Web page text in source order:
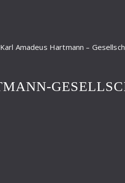
Karl Amadeus Hartmann –